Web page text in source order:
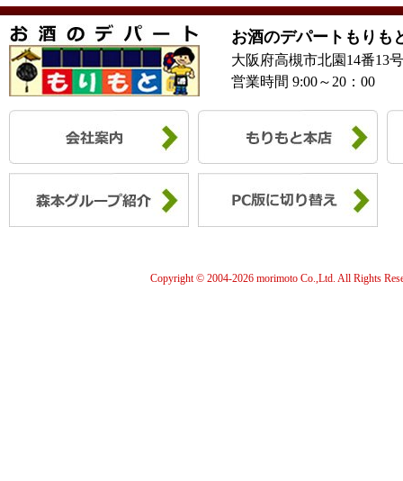
お酒のデパートもりも
大阪府高槻市北園14番13
営業時間 9:00～20：00
Copyright © 2004-2026 morimoto Co.,Ltd. All Rights